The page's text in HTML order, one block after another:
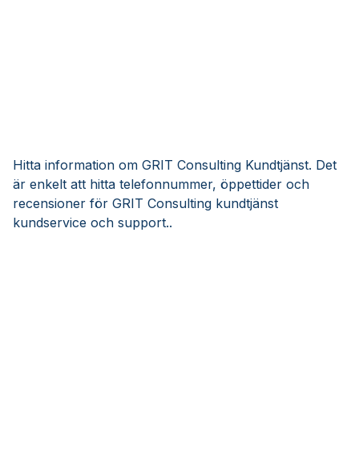
Hitta information om GRIT Consulting Kundtjänst. Det
är enkelt att hitta telefonnummer, öppettider och
recensioner för GRIT Consulting kundtjänst
kundservice och support..